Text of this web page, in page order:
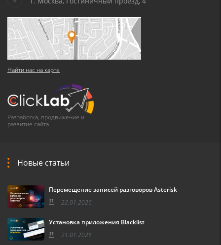
Найти нас на карте
Разработка, продвижение и
развитие сайта
Новые статьи
Перемещение записей разговоров Asterisk
22.01.2026
Установка приложения Blacklist
21.01.2026